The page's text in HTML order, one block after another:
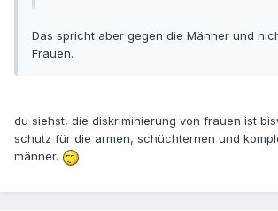
Das spricht aber gegen die Männer und
Frauen.
du siehst, die diskriminierung von frauen ist
schutz für die armen, schüchternen und
männer.